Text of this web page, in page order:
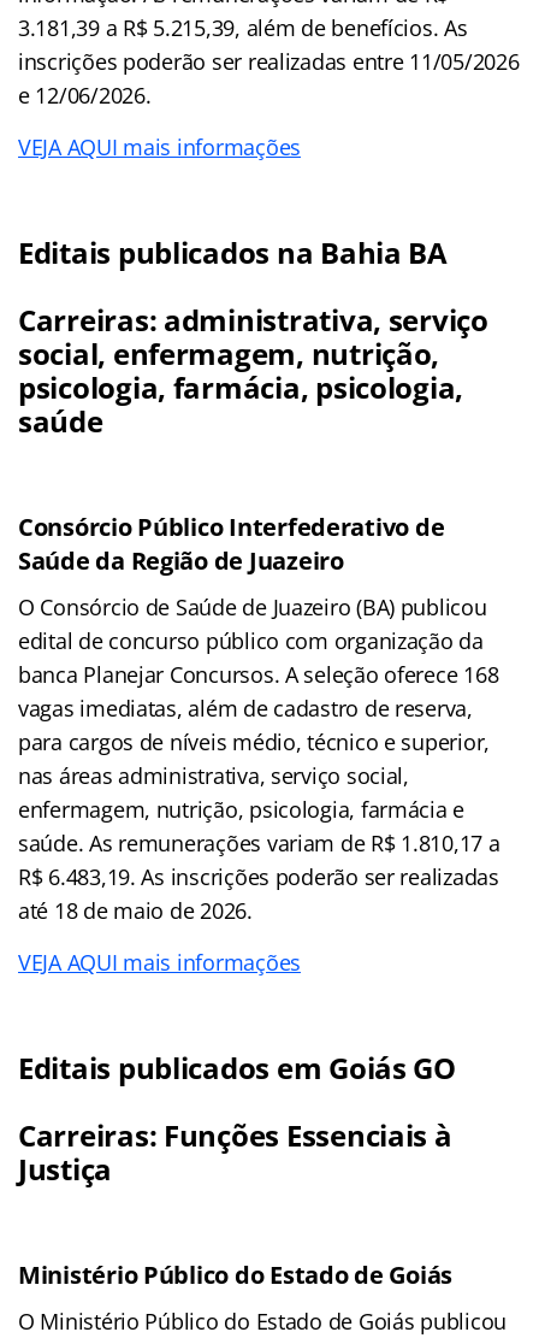
3.181,39 a R$ 5.215,39, além de benefícios. As
inscrições poderão ser realizadas entre 11/05/2026
e 12/06/2026.
VEJA AQUI mais informações
Editais publicados na Bahia BA
Carreiras: administrativa, serviço
social, enfermagem, nutrição,
psicologia, farmácia, psicologia,
saúde
Consórcio Público Interfederativo de
Saúde da Região de Juazeiro
O Consórcio de Saúde de Juazeiro (BA) publicou
edital de concurso público com organização da
banca Planejar Concursos. A seleção oferece 168
vagas imediatas, além de cadastro de reserva,
para cargos de níveis médio, técnico e superior,
nas áreas administrativa, serviço social,
enfermagem, nutrição, psicologia, farmácia e
saúde. As remunerações variam de R$ 1.810,17 a
R$ 6.483,19. As inscrições poderão ser realizadas
até 18 de maio de 2026.
VEJA AQUI mais informações
Editais publicados em Goiás GO
Carreiras: Funções Essenciais à
Justiça
Ministério Público do Estado de Goiás
O Ministério Público do Estado de Goiás publicou